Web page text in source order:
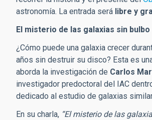
astronomía. La entrada será libre y
El misterio de las galaxias sin bulbo
¿Cómo puede una galaxia crecer
años sin destruir su disco? Esta es
aborda la investigación de Carlos
investigador predoctoral del IAC
dedicado al estudio de galaxias
En su charla, “El misterio de las